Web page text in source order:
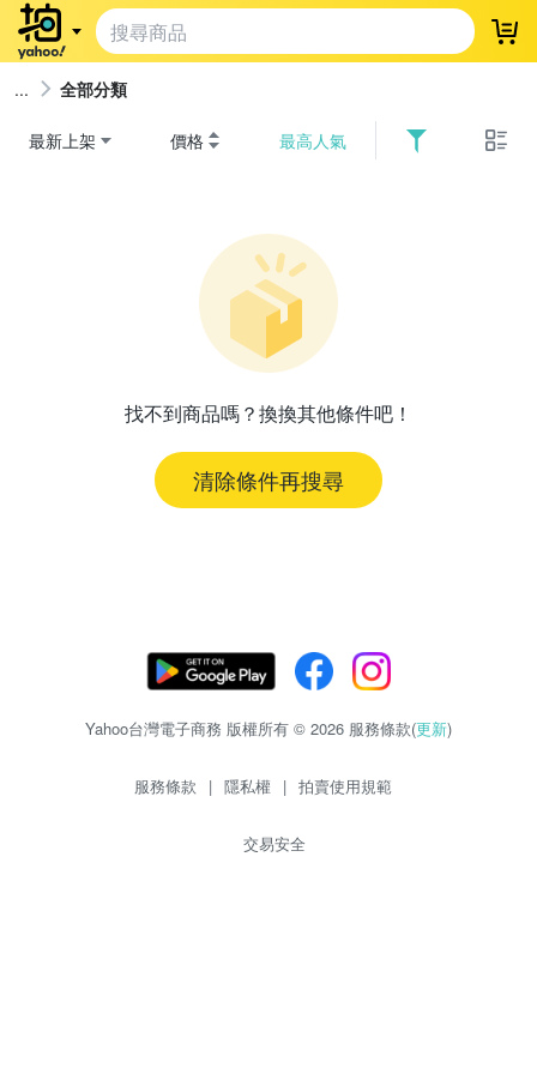
登
全部分類
最新上架 價格 最高人氣
找不到商品嗎？換換其他條件吧！
清除條件再搜尋
Yahoo台灣電子商務 版權所有 © 2026 服務條款(更新)
服務條款 | 隱私權 | 拍賣使用規範
交易安全